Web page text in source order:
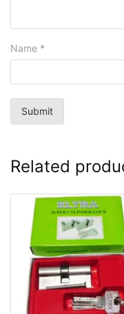
Name *
Related